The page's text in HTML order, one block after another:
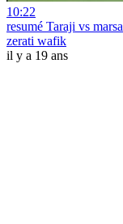
10:22
resumé Taraji vs marsa
zerati wafik
il y a 19 ans